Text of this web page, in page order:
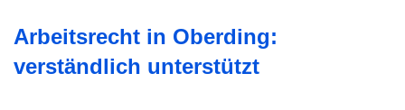
Arbeitsrecht in Oberding:
verständlich unterstützt